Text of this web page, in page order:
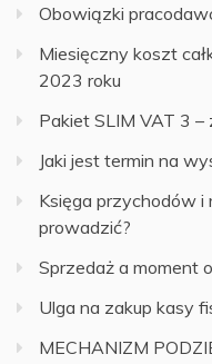
Obowiązki
Miesięczny koszt
2023 roku
Pakiet SLIM VAT 3
Jaki jest termin na
Księga przychodów i
prowadzić?
Sprzedaż a moment
Ulga na zakup kasy
MECHANIZM